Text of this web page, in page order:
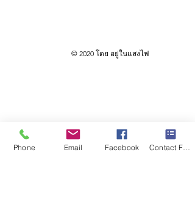
© 2020 โดย อยู่ในแสงไฟ
Phone Email Facebook Contact Form